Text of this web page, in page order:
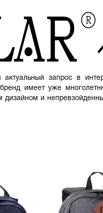
запрос в
бренд имеет уже
дизайном и